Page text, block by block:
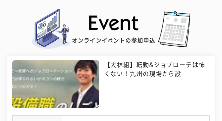
オンラインイベントの参加申込
【大林組】転勤&ジョブローテは怖
くない！九州の現場から設